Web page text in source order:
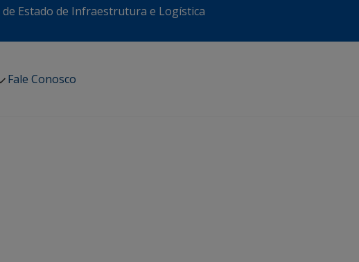
de Estado de Infraestrutura e Logística
Fale Conosco